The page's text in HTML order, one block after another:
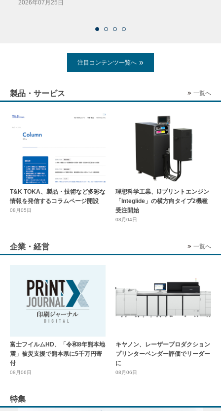
2026年07月25日
注目コンテンツ一覧へ
製品・サービス 一覧へ
T&K TOKA、製品・技術など多彩な
情報を発信するコラムページ開設
08月05日
理想科学工業、IJプリントエンジン
「Integlide」の横方向タイプ2機種
受注開始
08月04日
企業・経営 一覧へ
富士フイルムHD、「令和8年熊本地
震」被災支援で熊本県に5千万円寄
付
08月06日
キヤノン、レーザープロダクション
プリンターベンダー評価でリーダー
に
08月06日
特集